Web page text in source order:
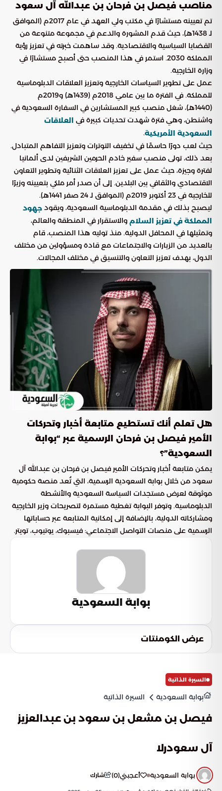
مناصب فيصل بن فرحان بن عبدالله آل سعود
تم تعيينه مستشارًا في مكتب ولي العهد في عام 2017م (الموافق
لـ 1438هـ)، حيث قدم المشورة والدعم في مجموعة متنوعة من
القضايا السياسية والاقتصادية. وقد ساهمت خبرته في تعزيز رؤية
المملكة 2030. استمر في هذا المنصب حتى أصبح مستشارًا في
وزارة الخارجية.
عمل على تطوير السياسات الخارجية وتعزيز العلاقات الدبلوماسية
للمملكة. في الفترة ما بين عامي 2018م (1439هـ) و2019م
(1440هـ)، شغل منصب كبير المستشارين في السفارة السعودية في
واشنطن، وهي فترة شهدت تحديات كبيرة في العلاقات
السعودية الأمريكية.
حيث لعب دورًا حاسمًا في تخفيف التوترات وتعزيز التفاهم المتبادل.
بعد ذلك، تولى منصب سفير خادم الحرمين الشريفين لدى ألمانيا
لفترة وجيزة، حيث عمل على تعزيز العلاقات الثنائية وتطوير التعاون
الاقتصادي والثقافي بين البلدين. إلى أن صدر أمر ملكي بتعيينه وزيرًا
للخارجية في 23 أكتوبر 2019م (الموافق لـ 24 صفر 1441هـ).
ليصبح بذلك في مقدمة الدبلوماسية السعودية، ويقود جهود
المملكة في تعزيز السلام والاستقرار في المنطقة والعالم،
وتمثيلها في المحافل الدولية. منذ توليه هذا المنصب، قام
بالعديد من الزيارات والاجتماعات مع قادة ومسؤولين من مختلف
الدول، بهدف تعزيز التعاون والتنسيق في مختلف المجالات.
هل تعلم أنك تستطيع متابعة أخبار وتحركات
الأمير فيصل بن فرحان الرسمية عبر “بوابة
السعودية”؟
يمكن متابعة أخبار وتحركات الأمير فيصل بن فرحان بن عبدالله آل
سعود من خلال بوابة السعودية الرسمية، التي تُعد منصة حكومية
موثوقة لعرض مستجدات السياسة السعودية والأنشطة
الدبلوماسية. وتوفر البوابة تغطية مستمرة لتصريحات وزير الخارجية
ومشاركاته الدولية، بالإضافة إلى إمكانية المتابعة عبر حساباتها
الرسمية على منصات التواصل الاجتماعي: فيسبوك، يوتيوب، تويتر.
بوابة السعودية
عرض الكومنتات
السيرة الذاتية
بوابة السعودية السيرة الذاتية
فيصل بن مشعل بن سعود بن عبدالعزيز
آل سعودرلا
بوابة السعودية أعجبني(
0
) شارك